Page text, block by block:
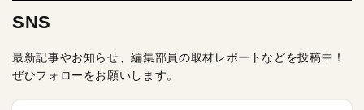
SNS
最新記事やお知らせ、編集部員の取材レポートなどを投稿中！
ぜひフォローをお願いします。